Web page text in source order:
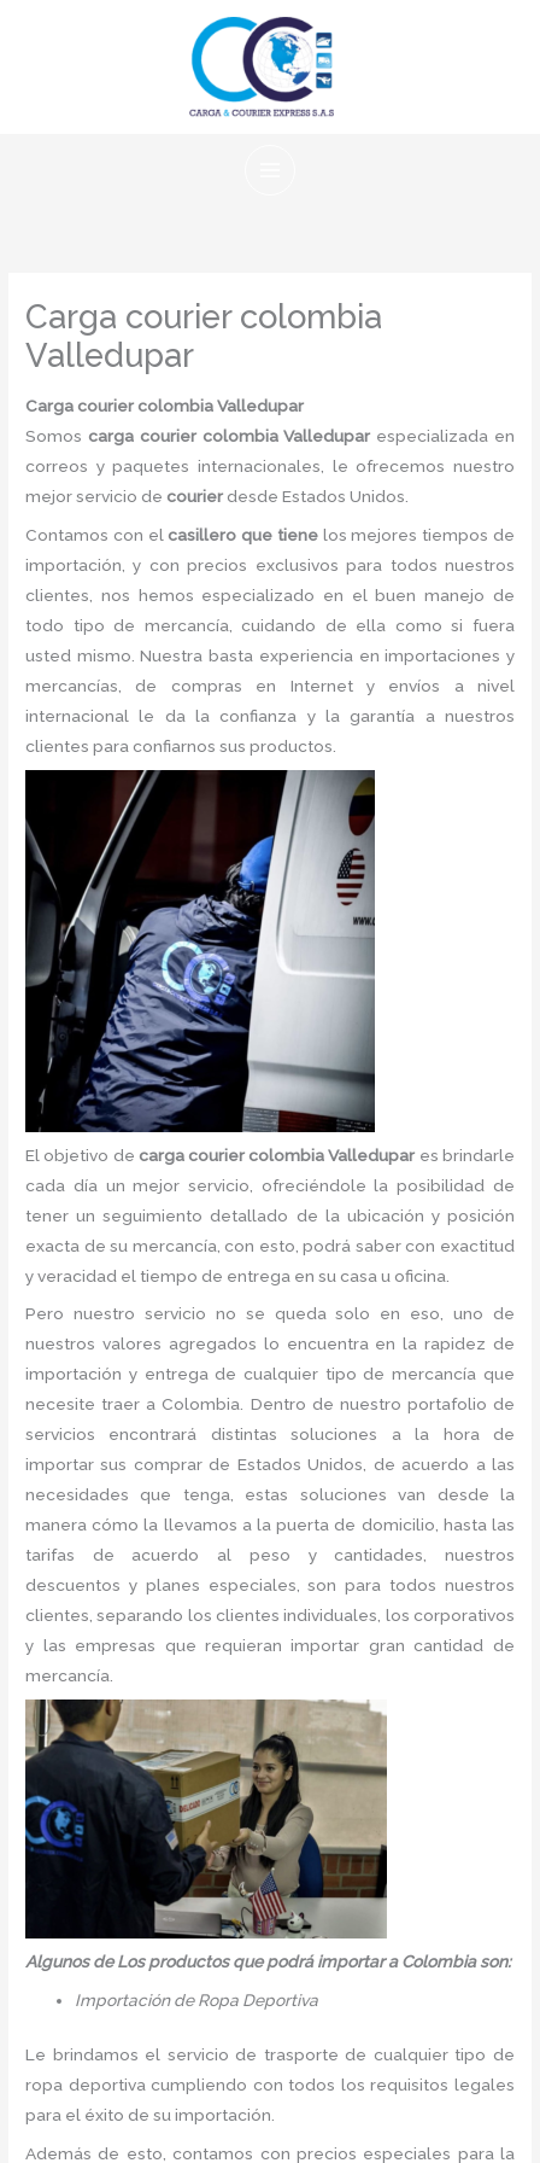
Carga courier colombia
Valledupar
Carga courier colombia Valledupar
Somos carga courier colombia Valledupar especializada en
correos y paquetes internacionales, le ofrecemos nuestro
mejor servicio de courier desde Estados Unidos.
Contamos con el casillero que tienelos mejores tiempos de
importación, y con precios exclusivos para todos nuestros
clientes, nos hemos especializado en el buen manejo de
todo tipo de mercancía, cuidando de ella como si fuera
usted mismo. Nuestra basta experiencia en importaciones y
mercancías, de compras en Internet y envíos a nivel
internacional le da la confianza y la garantía a nuestros
clientes para confiarnos sus productos.
El objetivo de carga courier colombia Valledupar es brindarle
cada día un mejor servicio, ofreciéndole la posibilidad de
tener un seguimiento detallado de la ubicación y posición
exacta de su mercancía, con esto, podrá saber con exactitud
y veracidad el tiempo de entrega en su casa u oficina.
Pero nuestro servicio no se queda solo en eso, uno de
nuestros valores agregados lo encuentra en la rapidez de
importación y entrega de cualquier tipo de mercancía que
necesite traer a Colombia. Dentro de nuestro portafolio de
servicios encontrará distintas soluciones a la hora de
importar sus comprar de Estados Unidos, de acuerdo a las
necesidades que tenga, estas soluciones van desde la
manera cómo la llevamos a la puerta de domicilio, hasta las
tarifas de acuerdo al peso y cantidades, nuestros
descuentos y planes especiales, son para todos nuestros
clientes, separando los clientes individuales, los corporativos
y las empresas que requieran importar gran cantidad de
mercancía.
Algunos de Los productos que podrá importar a Colombia son:
Importación de Ropa Deportiva
Le brindamos el servicio de trasporte de cualquier tipo de
ropa deportiva cumpliendo con todos los requisitos legales
para el éxito de su importación.
Además de esto, contamos con precios especiales para la